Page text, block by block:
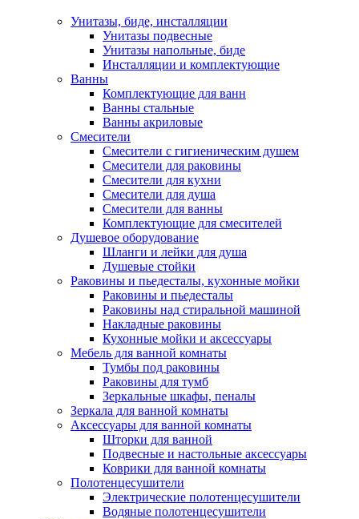
Унитазы, биде, инсталляции
Унитазы подвесные
Унитазы напольные, биде
Инсталляции и комплектующие
Ванны
Комплектующие для ванн
Ванны стальные
Ванны акриловые
Смесители
Смесители с гигиеническим душем
Смесители для раковины
Смесители для кухни
Смесители для душа
Смесители для ванны
Комплектующие для смесителей
Душевое оборудование
Шланги и лейки для душа
Душевые стойки
Раковины и пьедесталы, кухонные мойки
Раковины и пьедесталы
Раковины над стиральной машиной
Накладные раковины
Кухонные мойки и аксессуары
Мебель для ванной комнаты
Тумбы под раковины
Раковины для тумб
Зеркальные шкафы, пеналы
Зеркала для ванной комнаты
Аксессуары для ванной комнаты
Шторки для ванной
Подвесные и настольные аксессуары
Коврики для ванной комнаты
Полотенцесушители
Электрические полотенцесушители
Водяные полотенцесушители